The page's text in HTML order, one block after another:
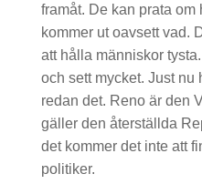
framåt. De kan prata
kommer ut oavsett vad.
att hålla människor
och sett mycket. Just nu
redan det. Reno är den
gäller den återställda
det kommer det inte att
politiker.